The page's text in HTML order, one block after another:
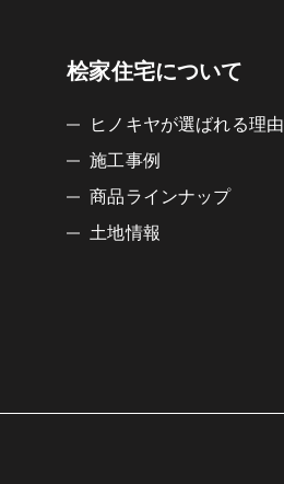
桧家住宅について
ヒノキヤが選ばれる理由
施工事例
商品ラインナップ
土地情報